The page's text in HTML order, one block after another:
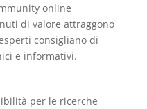
online
di valore attraggono
consigliano di
e informativi.
per le ricerche